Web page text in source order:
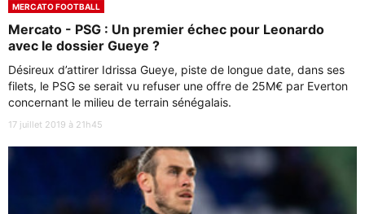
MERCATO FOOTBALL
Mercato - PSG : Un premier échec pour Leonardo
avec le dossier Gueye ?
Désireux d’attirer Idrissa Gueye, piste de longue date, dans ses
filets, le PSG se serait vu refuser une offre de 25M€ par Everton
concernant le milieu de terrain sénégalais.
17 juillet 2019 à 21h45